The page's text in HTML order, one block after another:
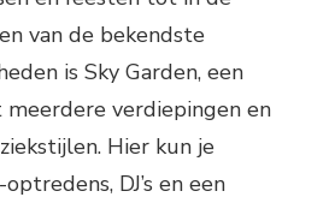
van de bekendste
is Sky Garden, een
verdiepingen en
Hier kun je
DJ’s en een